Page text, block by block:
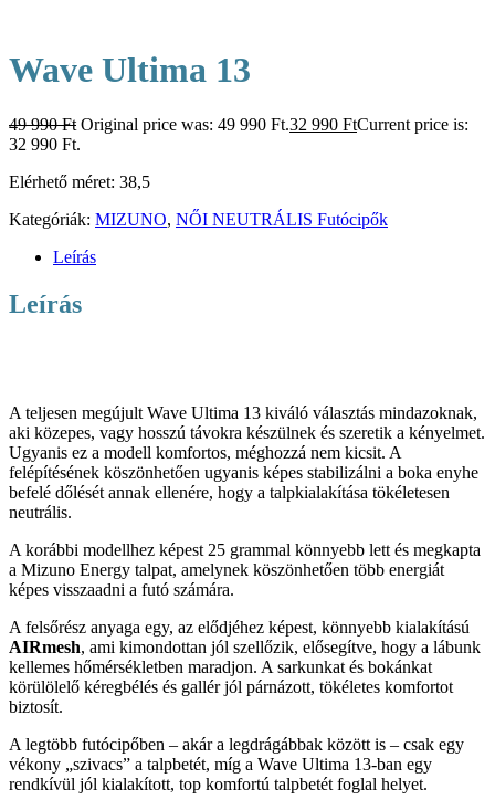
Wave Ultima 13
49 990Ft Original price was: 49 990 Ft.32 990 FtCurrent price is:
32 990 Ft.
Elérhető méret: 38,5
Kategóriák: MIZUNO, NŐI NEUTRÁLIS Futócipők
Leírás
Leírás
A teljesen megújult Wave Ultima 13 kiváló választás mindazoknak,
aki közepes, vagy hosszú távokra készülnek és szeretik a kényelmet.
Ugyanis ez a modell komfortos, méghozzá nem kicsit. A
felépítésének köszönhetően ugyanis képes stabilizálni a boka enyhe
befelé dőlését annak ellenére, hogy a talpkialakítása tökéletesen
neutrális.
A korábbi modellhez képest 25 grammal könnyebb lett és megkapta
a Mizuno Energy talpat, amelynek köszönhetően több energiát
képes visszaadni a futó számára.
A felsőrész anyaga egy, az elődjéhez képest, könnyebb kialakítású
AIRmesh, ami kimondottan jól szellőzik, elősegítve, hogy a lábunk
kellemes hőmérsékletben maradjon. A sarkunkat és bokánkat
körülölelő kéregbélés és gallér jól párnázott, tökéletes komfortot
biztosít.
A legtöbb futócipőben – akár a legdrágábbak között is – csak egy
vékony „szivacs” a talpbetét, míg a Wave Ultima 13-ban egy
rendkívül jól kialakított, top komfortú talpbetét foglal helyet.